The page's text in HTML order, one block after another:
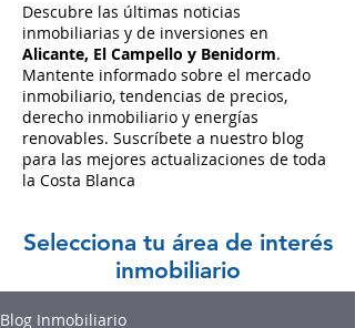
Descubre las últimas noticias
inmobiliarias y de inversiones en
Alicante, El Campello y Benidorm.
Mantente informado sobre el mercado
inmobiliario, tendencias de precios,
derecho inmobiliario y energías
renovables. Suscríbete a nuestro blog
para las mejores actualizaciones de toda
la Costa Blanca
Selecciona tu área de interés
inmobiliario
Blog Inmobiliario